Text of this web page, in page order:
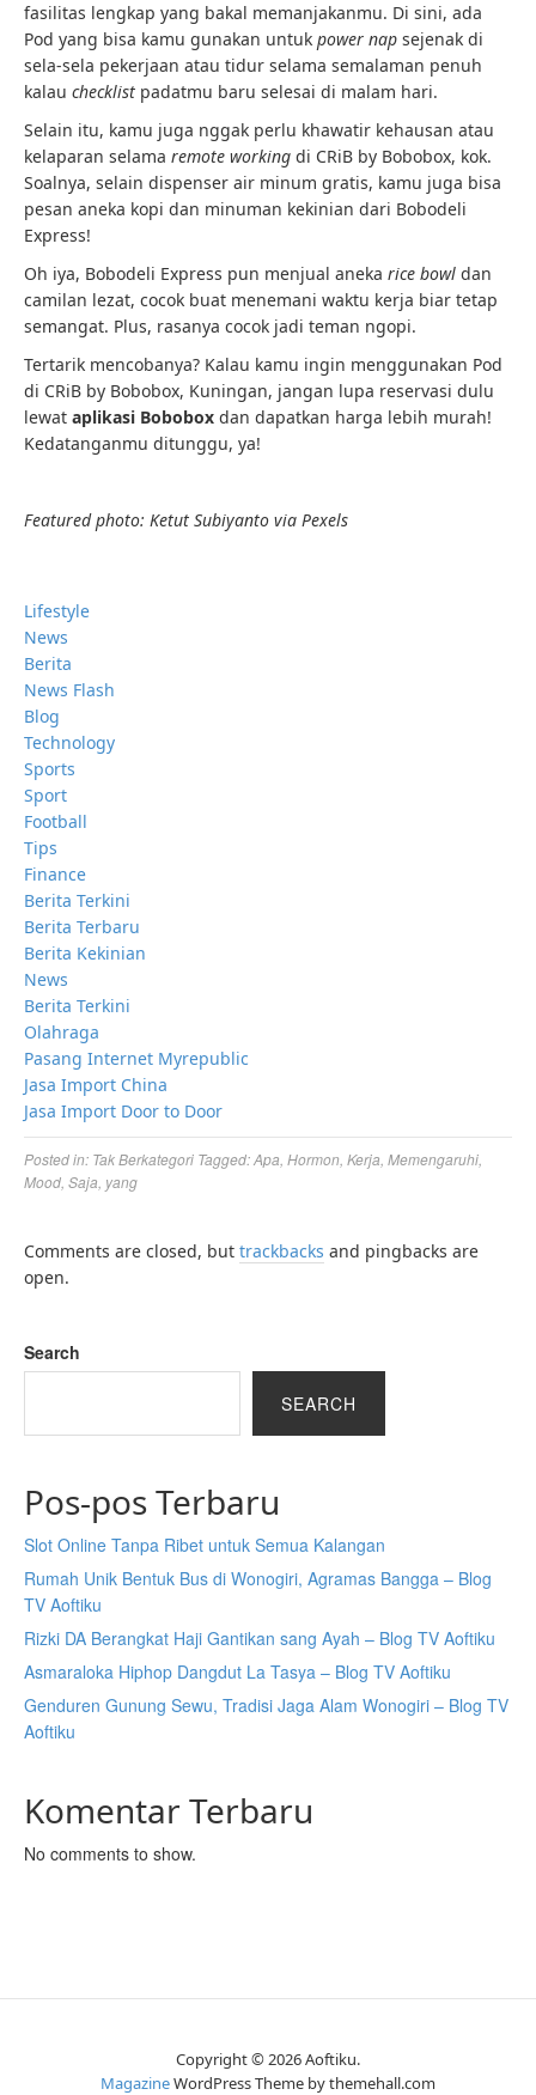
fasilitas lengkap yang bakal memanjakanmu. Di sini, ada
Pod yang bisa kamu gunakan untuk power nap sejenak di
sela-sela pekerjaan atau tidur selama semalaman penuh
kalau checklist padatmu baru selesai di malam hari.
Selain itu, kamu juga nggak perlu khawatir kehausan atau
kelaparan selama remote working di CRiB by Bobobox, kok.
Soalnya, selain dispenser air minum gratis, kamu juga bisa
pesan aneka kopi dan minuman kekinian dari Bobodeli
Express!
Oh iya, Bobodeli Express pun menjual aneka rice bowl dan
camilan lezat, cocok buat menemani waktu kerja biar tetap
semangat. Plus, rasanya cocok jadi teman ngopi.
Tertarik mencobanya? Kalau kamu ingin menggunakan Pod
di CRiB by Bobobox, Kuningan, jangan lupa reservasi dulu
lewat aplikasi Bobobox dan dapatkan harga lebih murah!
Kedatanganmu ditunggu, ya!
Featured photo: Ketut Subiyanto via Pexels
Lifestyle
News
Berita
News Flash
Blog
Technology
Sports
Sport
Football
Tips
Finance
Berita Terkini
Berita Terbaru
Berita Kekinian
News
Berita Terkini
Olahraga
Pasang Internet Myrepublic
Jasa Import China
Jasa Import Door to Door
Posted in: Tak Berkategori Tagged:Apa Hormon Kerja Memengaruhi
Mood Saja yang
Comments are closed, but trackbacks and pingbacks are
open.
Search
SEARCH
Pos-pos Terbaru
Slot Online Tanpa Ribet untuk Semua Kalangan
Rumah Unik Bentuk Bus di Wonogiri, Agramas Bangga – Blog
TV Aoftiku
Rizki DA Berangkat Haji Gantikan sang Ayah – Blog TV Aoftiku
Asmaraloka Hiphop Dangdut La Tasya – Blog TV Aoftiku
Genduren Gunung Sewu, Tradisi Jaga Alam Wonogiri – Blog TV
Aoftiku
Komentar Terbaru
No comments to show.
Copyright © 2026 Aoftiku.
MagazineWordPress Theme by themehall.com